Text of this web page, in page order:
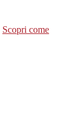
Scopri come